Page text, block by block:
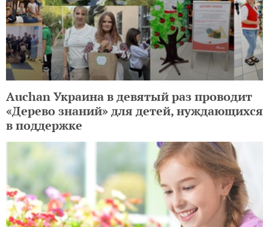
Auchan Украина в девятый раз проводит
«Дерево знаний» для детей, нуждающихся
в поддержке